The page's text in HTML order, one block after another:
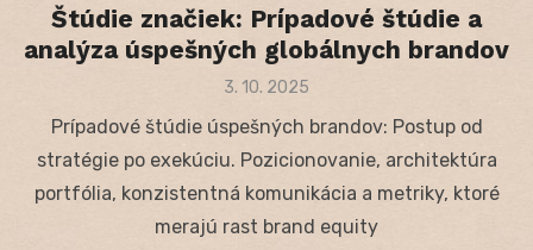
Štúdie značiek: Prípadové štúdie a
analýza úspešných globálnych brandov
Posted
3. 10. 2025
Prípadové štúdie úspešných brandov: Postup od
stratégie po exekúciu. Pozicionovanie, architektúra
portfólia, konzistentná komunikácia a metriky, ktoré
merajú rast brand equity